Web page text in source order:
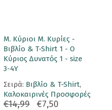
Μ. Κύριοι Μ. Κυρίες -
Βιβλίο & T-Shirt 1 - Ο
Κύριος Δυνατός 1 - size
3-4Y
Σειρά: Βιβλίο & T-Shirt,
Καλοκαιρινές Προσφορές
€14,99 €7,50